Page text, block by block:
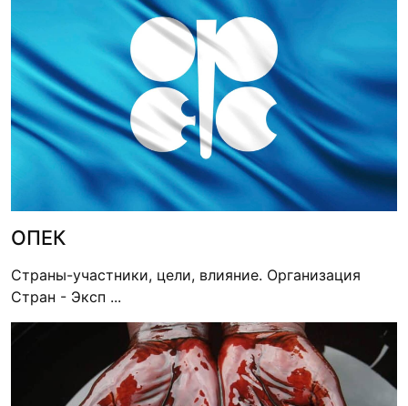
ОПЕК
Страны-участники, цели, влияние. Организация
Стран - Эксп ...